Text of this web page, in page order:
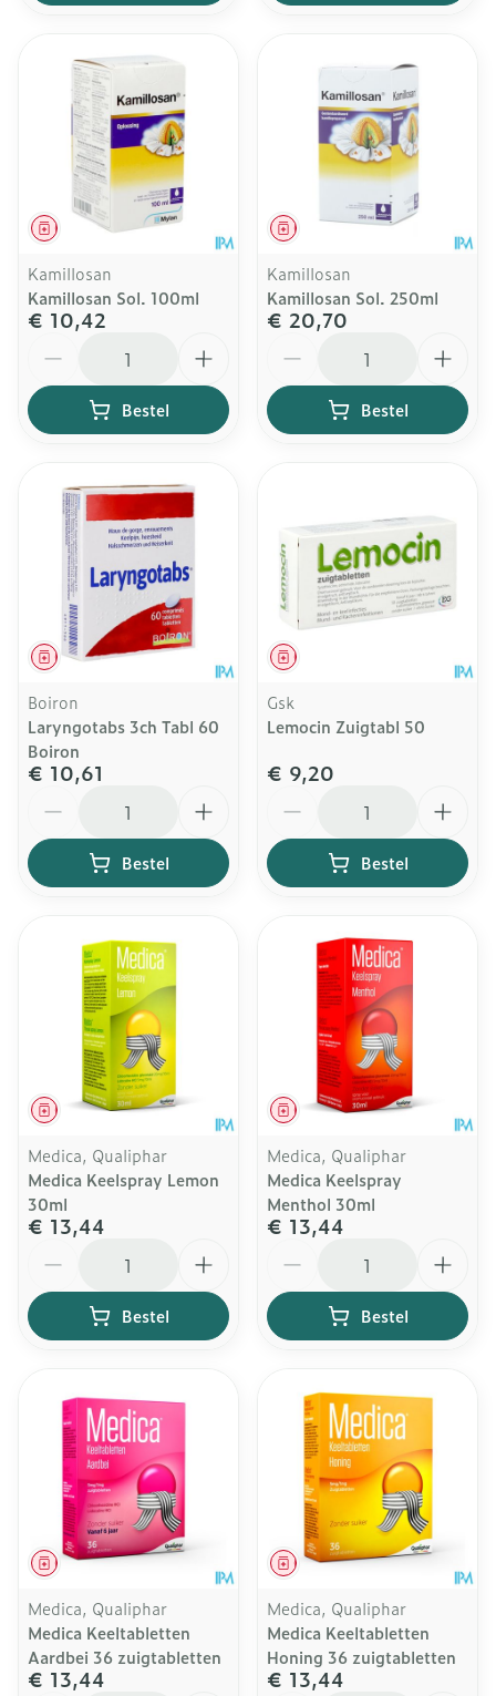
Geneesmiddel
Kamillosan
Kamillosan Sol. 100ml
€ 10,42
Bestel
Geneesmiddel
Kamillosan
Kamillosan Sol. 250ml
€ 20,70
Bestel
Geneesmiddel
Boiron
Laryngotabs 3ch Tabl 60
Boiron
€ 10,61
Bestel
Geneesmiddel
Gsk
Lemocin Zuigtabl 50
€ 9,20
Bestel
Geneesmiddel
Medica, Qualiphar
Medica Keelspray Lemon
30ml
€ 13,44
Bestel
Geneesmiddel
Medica, Qualiphar
Medica Keelspray
Menthol 30ml
€ 13,44
Bestel
Geneesmiddel
Medica, Qualiphar
Medica Keeltabletten
Aardbei 36 zuigtabletten
€ 13,44
Geneesmiddel
Medica, Qualiphar
Medica Keeltabletten
Honing 36 zuigtabletten
€ 13,44